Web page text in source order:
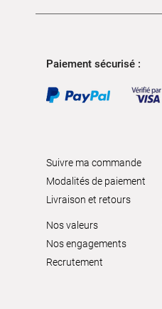
Paiement sécurisé :
Suivre ma commande
Modalités de paiement
Livraison et retours
Nos valeurs
Nos engagements
Recrutement